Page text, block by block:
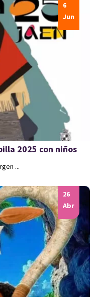
2025 con niños
...
6
Jun
26
Abr